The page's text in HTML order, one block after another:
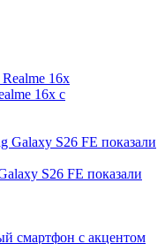
16x с
S26 FE показали
смартфон с акцентом